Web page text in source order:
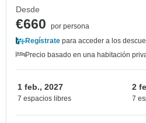
Desde
€660
por persona
Regístrate para acceder a los
Precio basado en una habitación
1 feb., 2027
7 espacios libres
2
7